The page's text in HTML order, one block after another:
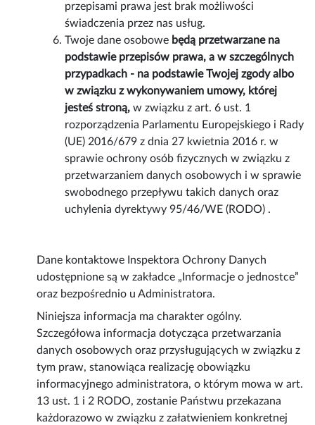
przepisami prawa jest brak możliwości
świadczenia przez nas usług.
Twoje dane osobowe będą przetwarzane na
podstawie przepisów prawa, a w szczególnych
przypadkach - na podstawie Twojej zgody albo
w związku z wykonywaniem umowy, której
jesteś stroną,w związku z art. 6 ust. 1
rozporządzenia Parlamentu Europejskiego i Rady
(UE) 2016/679 z dnia 27 kwietnia 2016 r. w
sprawie ochrony osób fizycznych w związku z
przetwarzaniem danych osobowych i w sprawie
swobodnego przepływu takich danych oraz
uchylenia dyrektywy 95/46/WE (RODO) .
Dane kontaktowe Inspektora Ochrony Danych
udostępnione są w zakładce „Informacje o jednostce”
oraz bezpośrednio u Administratora.
Niniejsza informacja ma charakter ogólny.
Szczegółowa informacja dotycząca przetwarzania
danych osobowych oraz przysługujących w związku z
tym praw, stanowiąca realizację obowiązku
informacyjnego administratora, o którym mowa w art.
13 ust. 1 i 2 RODO, zostanie Państwu przekazana
każdorazowo w związku z załatwieniem konkretnej